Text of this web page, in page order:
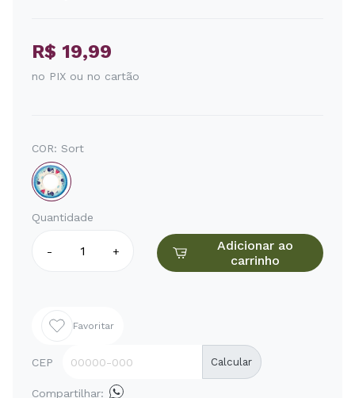
R$ 19,99
no PIX ou no cartão
COR: Sort
Quantidade
- +
Adicionar ao
carrinho
Favoritar
CEP Calcular
Compartilhar: